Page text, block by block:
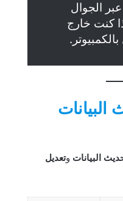
الجوال
كنت خارج
البيانات وتعديل